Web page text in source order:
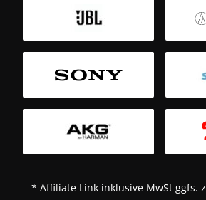
* Affiliate Link inklusive MwSt ggfs.